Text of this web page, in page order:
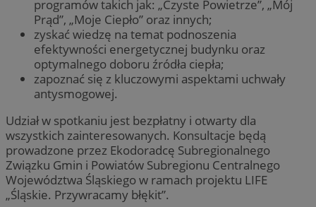
programów takich jak: „Czyste Powietrze”, „Mój
Prąd”, „Moje Ciepło” oraz innych;
zyskać wiedzę na temat podnoszenia
efektywności energetycznej budynku oraz
optymalnego doboru źródła ciepła;
zapoznać się z kluczowymi aspektami uchwały
antysmogowej.
Udział w spotkaniu jest bezpłatny i otwarty dla
wszystkich zainteresowanych. Konsultacje będą
prowadzone przez Ekodoradcę Subregionalnego
Związku Gmin i Powiatów Subregionu Centralnego
Województwa Śląskiego w ramach projektu LIFE
„Śląskie. Przywracamy błękit”.